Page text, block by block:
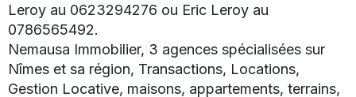
Leroy au 0623294276 ou Eric Leroy au
0786565492.
Nemausa Immobilier, 3 agences spécialisées sur
Nîmes et sa région, Transactions, Locations,
Gestion Locative, maisons, appartements, terrains,